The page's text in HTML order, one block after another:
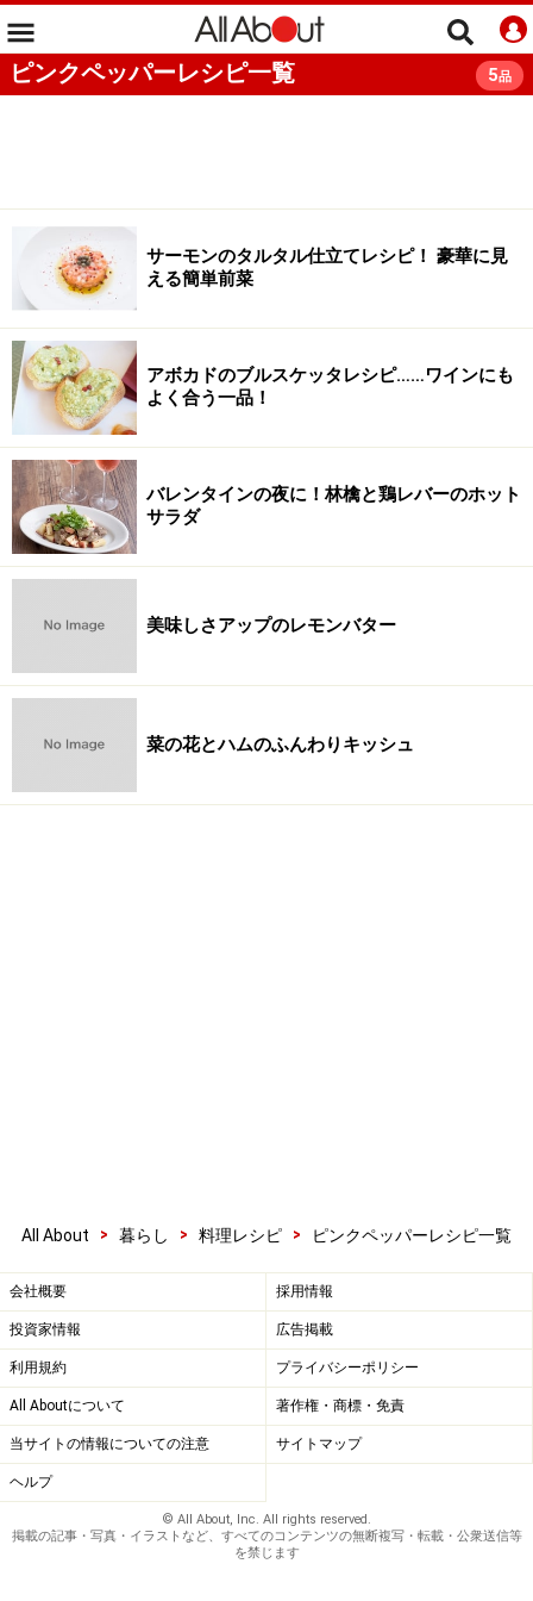
ピンクペッパーレシピ一覧 5品
サーモンのタルタル仕立てレシピ！ 豪華に見
える簡単前菜
アボカドのブルスケッタレシピ……ワインにも
よく合う一品！
バレンタインの夜に！林檎と鶏レバーのホット
サラダ
美味しさアップのレモンバター
菜の花とハムのふんわりキッシュ
All About > 暮らし > 料理レシピ > ピンクペッパーレシピ一覧
会社概要 採用情報
投資家情報 広告掲載
利用規約 プライバシーポリシー
All Aboutについて 著作権・商標・免責
当サイトの情報についての注意 サイトマップ
ヘルプ
© All About, Inc. All rights reserved.
掲載の記事・写真・イラストなど、すべてのコンテンツの無断複写・転載・公衆送信等
を禁じます